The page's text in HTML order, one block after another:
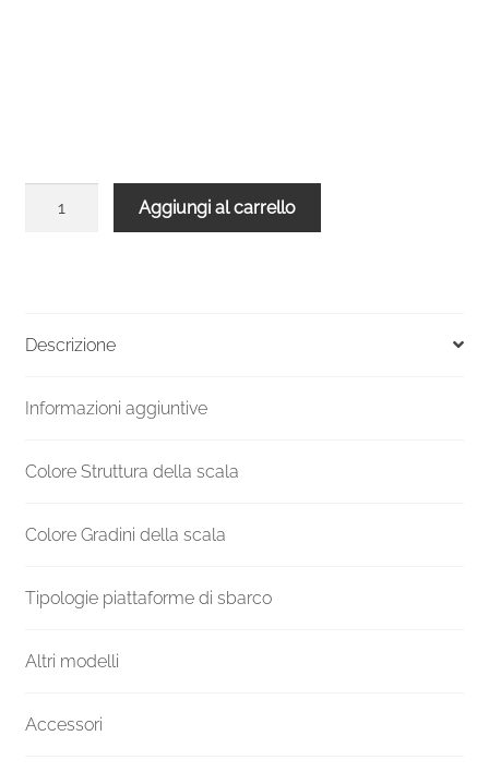
metallo
Quercia
cm
Aggiungi al carrello
Descrizione
Informazioni aggiuntive
Colore Struttura della scala
Colore Gradini della scala
Tipologie piattaforme di sbarco
Altri modelli
Accessori